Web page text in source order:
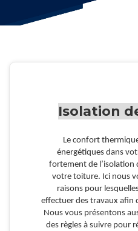
Isolation
Le confort
énergétiques dans
fortement de l’isolation
votre toiture. Ici nous
raisons pour
effectuer des travaux afin
Nous vous présentons
des règles à suivre pour